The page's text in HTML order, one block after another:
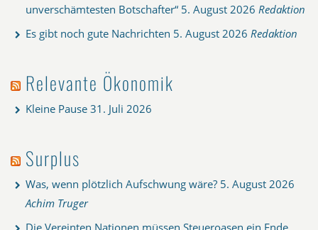
unverschämtesten Botschafter“ 5. August 2026 Redaktion
Es gibt noch gute Nachrichten 5. August 2026 Redaktion
Relevante Ökonomik
Kleine Pause 31. Juli 2026
Surplus
Was, wenn plötzlich Aufschwung wäre? 5. August 2026
Achim Truger
Die Vereinten Nationen müssen Steueroasen ein Ende